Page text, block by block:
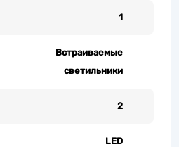
1
Встраиваемые
светильники
2
LED